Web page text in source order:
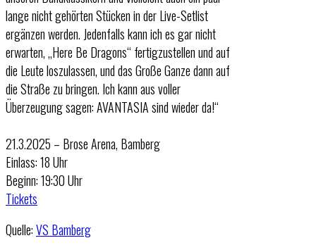
lange nicht gehörten Stücken in der Live-Setlist
ergänzen werden. Jedenfalls kann ich es gar nicht
erwarten, „Here Be Dragons“ fertigzustellen und auf
die Leute loszulassen, und das Große Ganze dann auf
die Straße zu bringen. Ich kann aus voller
Überzeugung sagen: AVANTASIA sind wieder da!“
21.3.2025 – Brose Arena, Bamberg
Einlass: 18 Uhr
Beginn: 19:30 Uhr
Tickets
Quelle:VS Bamberg